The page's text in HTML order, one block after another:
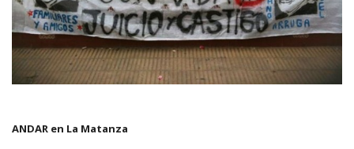
ANDAR en La Matanza